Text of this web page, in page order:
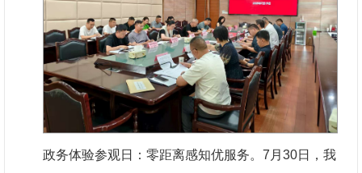
政务体验参观日：零距离感知优服务。7月30日，我